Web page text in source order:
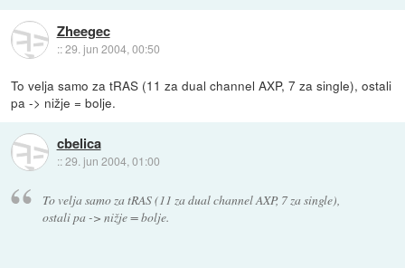
Zheegec
::29. jun 2004, 00:50
To velja samo za tRAS (11 za dual channel AXP, 7 za single), ostali
pa -> nižje = bolje.
cbelica
::29. jun 2004, 01:00
To velja samo za tRAS (11 za dual channel AXP, 7 za single),
ostali pa -> nižje = bolje.